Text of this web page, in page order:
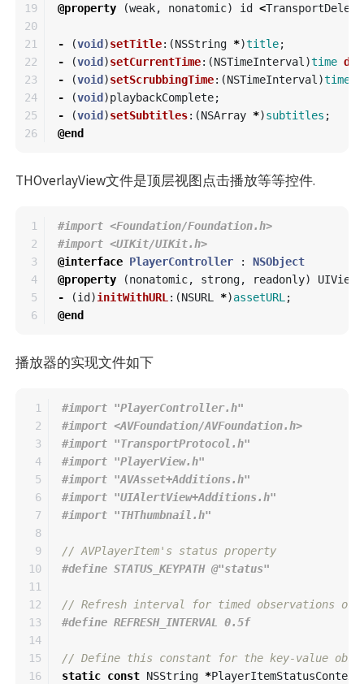
19
20
21
22
23
24
25
@property (weak, nonatomic) id <
- (void )setTitle:(NSString *)title;
-
(void )setCurrentTime:(NSTimeInterval )time
-
(void )setScrubbingTime:(NSTimeInterval )time
-
(void )playbackComplete;
-
(void )setSubtitles:(NSArray *)subtitles ;
@end
THOverlayView文件是顶层视图点击播放等等控件.
1
2
3
4
5
#import <Foundation/Foundation.h>
@interface PlayerController :
NSObject
@property
(nonatomic, strong, readonly) UIView
-
(id )initWithURL:(NSURL *)assetURL;
@end
播放器的实现文件如下
1
2
3
4
5
6
7
8
9
10
11
12
13
14
15
16
#import "PlayerController.h"
#import <AVFoundation/AVFoundation.h>
#import "TransportProtocol.h"
#import "PlayerView.h"
#import "AVAsset+Additions.h"
#import "UIAlertView+Additions.h"
// AVPlayerItem's status property
// Refresh interval for timed observations of
// Define this constant for the key-value
static const NSString *PlayerItemStatusContext